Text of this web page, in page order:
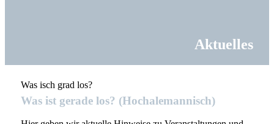
Aktuelles
Was isch grad los?
Was ist gerade los? (Hochalemannisch)